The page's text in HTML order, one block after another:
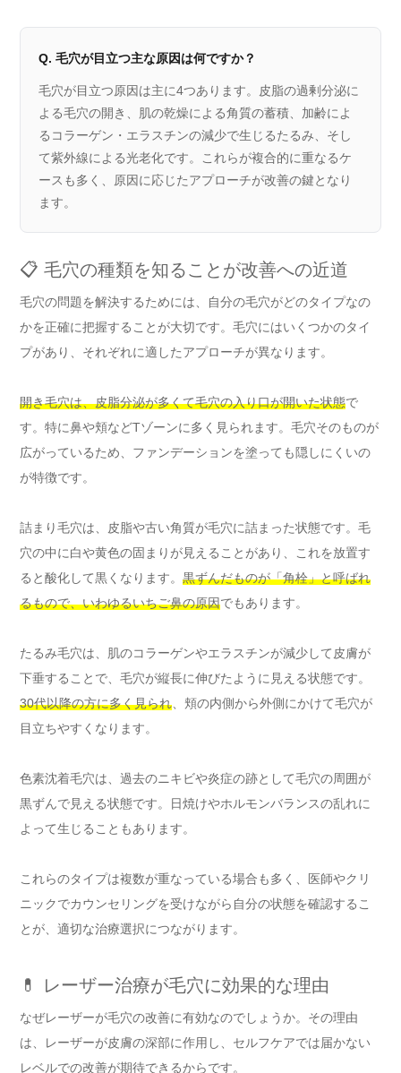
Q. 毛穴が目立つ主な原因は何ですか？
毛穴が目立つ原因は主に4つあります。皮脂の過剰分泌に
よる毛穴の開き、肌の乾燥による角質の蓄積、加齢によ
るコラーゲン・エラスチンの減少で生じるたるみ、そし
て紫外線による光老化です。これらが複合的に重なるケ
ースも多く、原因に応じたアプローチが改善の鍵となり
ます。
📋 毛穴の種類を知ることが改善への近道
毛穴の問題を解決するためには、自分の毛穴がどのタイプなの
かを正確に把握することが大切です。毛穴にはいくつかのタイ
プがあり、それぞれに適したアプローチが異なります。
開き毛穴は、皮脂分泌が多くて毛穴の入り口が開いた状態で
す。特に鼻や頬などTゾーンに多く見られます。毛穴そのものが
広がっているため、ファンデーションを塗っても隠しにくいの
が特徴です。
詰まり毛穴は、皮脂や古い角質が毛穴に詰まった状態です。毛
穴の中に白や黄色の固まりが見えることがあり、これを放置す
ると酸化して黒くなります。 黒ずんだものが「角栓」と呼ばれ
るもので、いわゆるいちご鼻の原因でもあります。
たるみ毛穴は、肌のコラーゲンやエラスチンが減少して皮膚が
下垂することで、毛穴が縦長に伸びたように見える状態です。
30代以降の方に多く見られ、頬の内側から外側にかけて毛穴が
目立ちやすくなります。
色素沈着毛穴は、過去のニキビや炎症の跡として毛穴の周囲が
黒ずんで見える状態です。日焼けやホルモンバランスの乱れに
よって生じることもあります。
これらのタイプは複数が重なっている場合も多く、医師やクリ
ニックでカウンセリングを受けながら自分の状態を確認するこ
とが、適切な治療選択につながります。
💊 レーザー治療が毛穴に効果的な理由
なぜレーザーが毛穴の改善に有効なのでしょうか。その理由
は、レーザーが皮膚の深部に作用し、セルフケアでは届かない
レベルでの改善が期待できるからです。